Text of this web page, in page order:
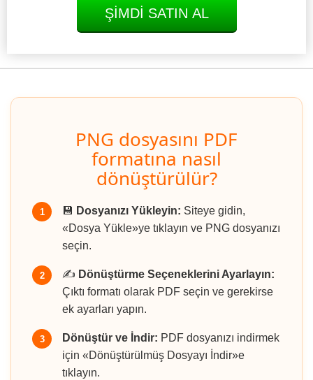
ŞIMDI SATIN AL
PNG dosyasını PDF
formatına nasıl
dönüştürülür?
1 💾 Dosyanızı Yükleyin: Siteye gidin,
«Dosya Yükle»ye tıklayın ve PNG dosyanızı
seçin.
2 ✍️ Dönüştürme Seçeneklerini Ayarlayın:
Çıktı formatı olarak PDF seçin ve gerekirse
ek ayarları yapın.
3 Dönüştür ve İndir: PDF dosyanızı indirmek
için «Dönüştürülmüş Dosyayı İndir»e
tıklayın.